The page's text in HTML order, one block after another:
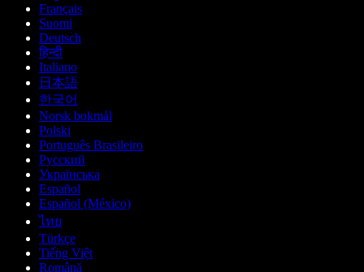
Français
Suomi
Deutsch
हिन्दी
Italiano
日本語
한국어
Norsk bokmål
Polski
Português Brasileiro
Русский
Українська
Español
Español (México)
ไทย
Türkçe
Tiếng Việt
Română